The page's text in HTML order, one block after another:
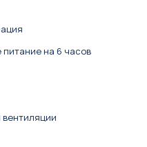
на 6 часов